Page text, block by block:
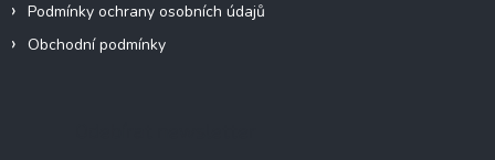
Podmínky ochrany osobních údajů
Obchodní podmínky